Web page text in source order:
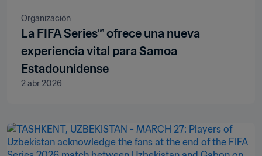
Organización
La FIFA Series™ ofrece una nueva
experiencia vital para Samoa
Estadounidense
2 abr 2026